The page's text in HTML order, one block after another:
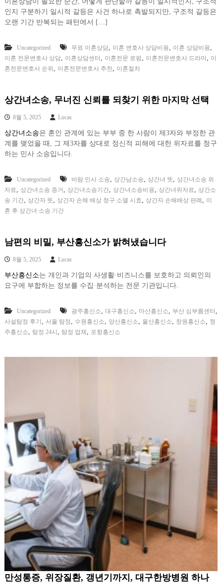
인지 구분하기 일시적 갈등은 사건 하나로 촉발되지만, 구조적 갈등은
오랜 기간 반복되는 패턴에서 […]
Uncategorized 무료 이혼상담, 이혼 변호사 상담비용, 이혼 상담비용,
이혼 전문변호사 상담, 이혼상담센터 , 이혼전문 로펌 , 이혼전문변호사 드라마, 이
혼전문변호사 순위 , 이혼전문변호사 추천 , 이혼절차
상간녀소송, 무너진 신뢰를 되찾기 위한 마지막 선택
8월 5, 2025 Lucas
상간녀소송은 혼인 관계에 있는 부부 중 한 사람이 제3자와 부정한 관
계를 맺었을 때, 그 제3자를 상대로 정신적 피해에 대한 위자료를 청구
하는 민사 소송입니다.
Uncategorized 바람 민사 소송, 상간남소송, 상간녀 뜻, 상간녀소송 위
자료, 상간녀소송 증거 , 상간녀소송기간, 상간녀소송비용, 상간녀위자료, 상간소
송 기간, 상간자 뜻, 상간자 손해 배상 청구 소멸 시효, 상간자 손해배상 판례 , 이
혼 후 상간녀 소송 기간
남편의 비밀, 부산흥신소가 밝혀냈습니다
8월 5, 2025 Lucas
부산흥신소는 개인과 기업의 사생활·비즈니스를 보호하고 의뢰인의
요구에 부합하는 정보를 수집·분석하는 전문 기관입니다.
Uncategorized 광주흥신소, 대구흥신소, 마산흥신소, 부산 심부름센터 ,
사설탐정 후기 , 서울 탐정 , 수원흥신소, 양산흥신소, 울산흥신소, 창원흥신소, 청
주흥신소, 탐정 24시 , 탐정 업체 , 포항흥신소
만성통증, 위장질환, 갱년기까지, 대구한방병원 하나